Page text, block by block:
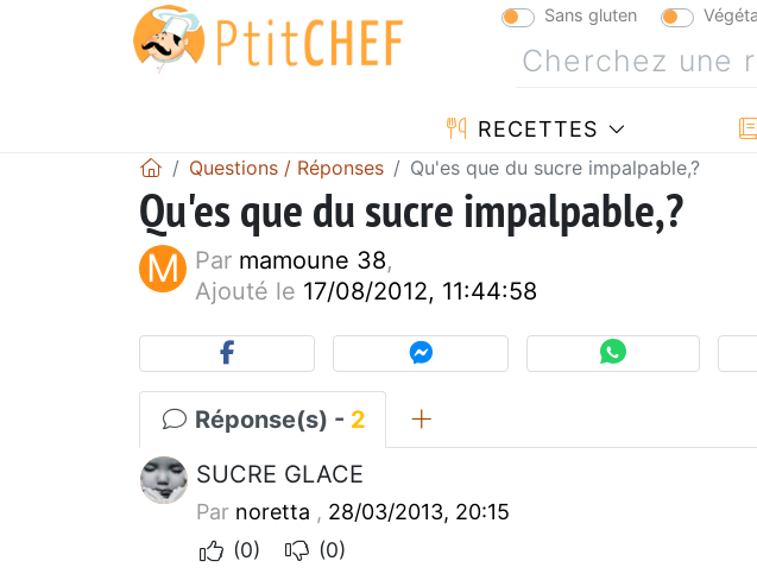
Sans gluten
RECETTES
Questions / Réponses Qu'es que du sucre impalpable,?
Qu'es que du sucre impalpable,?
M Par mamoune 38,
Ajouté le 17/08/2012, 11:44:58
Réponse(s) - 2
SUCRE GLACE
Par noretta , 28/03/2013, 20:15
(0)
(0)